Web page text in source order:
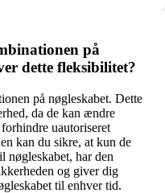
på
dette fleksibilitet?
på nøgleskabet. Dette
da de kan ændre
uautoriseret
kan du sikre, at kun de
nøgleskabet, har den
og giver dig
til enhver tid.